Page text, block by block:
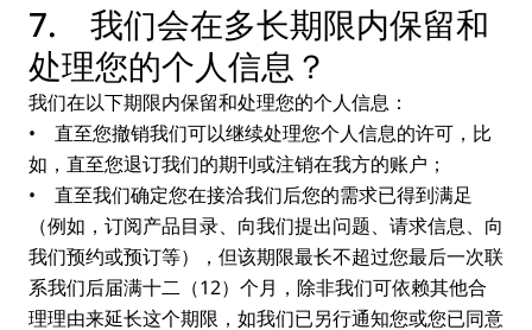
7. 我们会在多长期限内保留和
处理您的个人信息？
我们在以下期限内保留和处理您的个人信息：
• 直至您撤销我们可以继续处理您个人信息的许可，比
如，直至您退订我们的期刊或注销在我方的账户；
• 直至我们确定您在接洽我们后您的需求已得到满足
（例如，订阅产品目录、向我们提出问题、请求信息、向
我们预约或预订等），但该期限最长不超过您最后一次联
系我们后届满十二（12）个月，除非我们可依赖其他合
理理由来延长这个期限，如我们已另行通知您或您已同意